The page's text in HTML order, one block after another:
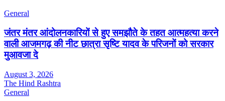
General
जंतर मंतर आंदोलनकारियों से हुए समझौते के तहत आत्महत्या करने
वाली आजमगढ़ की नीट छात्रा सृष्टि यादव के परिजनों को सरकार
मुआवजा दे
August 3, 2026
The Hind Rashtra
General